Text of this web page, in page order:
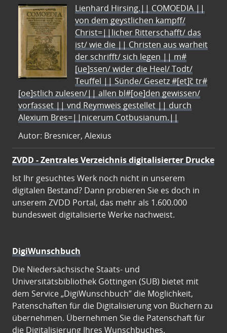
Lienhard Hirsing.|| COMOEDIA ||
von dem geystlichen kampff/
Christ=||licher Ritterschafft/ das
ist/ wie die || Christen aus warheit
der schrifft/ sich legen || m#
[ue]ssen/ wider die Heel/ Todt/
Teuffel || Sünde/ Gesetz #[et]c̃ tr#
[oe]stlich zulesen/|| allen bl#[oe]den gewissen/
vorfasset || vnd Reymweis gestellet || durch
Alexium Bres=||nicerum Cotbusianum.||
Autor: Bresnicer, Alexius
ZVDD - Zentrales Verzeichnis digitalisierter Drucke
Ist Ihr gesuchtes Werk noch nicht in unserem
digitalen Bestand? Dann probieren Sie es doch in
unserem ZVDD Portal, das mehr als 1.600.000
bundesweit digitalisierte Werke nachweist.
DigiWunschbuch
Die Niedersächsische Staats- und
Universitätsbibliothek Göttingen (SUB) bietet mit
dem Service „DigiWunschbuch” die Möglichkeit,
Patenschaften für die Digitalisierung von Büchern zu
übernehmen. Übernehmen Sie die Patenschaft für
die Digitalisierung Ihres Wunschbuches.